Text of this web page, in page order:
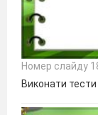
Номер слайду
Виконати